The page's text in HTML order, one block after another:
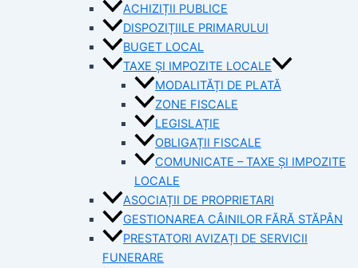
ACHIZIȚII PUBLICE
DISPOZIȚIILE PRIMARULUI
BUGET LOCAL
TAXE ȘI IMPOZITE LOCALE
MODALITĂȚI DE PLATĂ
ZONE FISCALE
LEGISLAȚIE
OBLIGAȚII FISCALE
COMUNICATE – TAXE ȘI IMPOZITE
LOCALE
ASOCIAȚII DE PROPRIETARI
GESTIONAREA CÂINILOR FĂRĂ STĂPÂN
PRESTATORI AVIZAȚI DE SERVICII
FUNERARE